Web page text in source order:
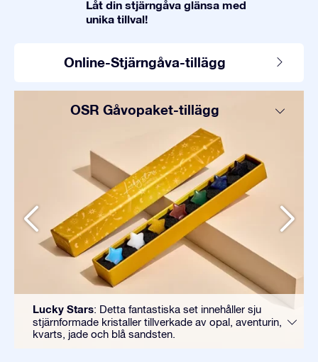
Låt din stjärngåva glänsa med
unika tillval!
Online-Stjärngåva-tillägg
OSR Gåvopaket-tillägg
Lucky Stars: Detta fantastiska set innehåller sju
stjärnformade kristaller tillverkade av opal, aventurin,
kvarts, jade och blå sandsten.